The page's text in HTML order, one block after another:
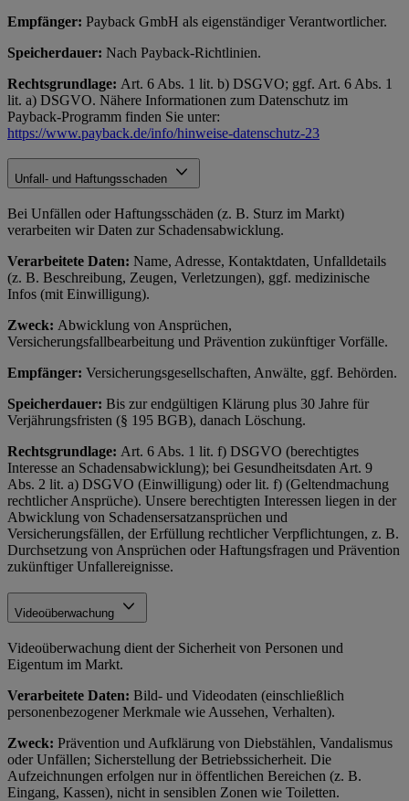
Empfänger: Payback GmbH als eigenständiger Verantwortlicher.
Speicherdauer: Nach Payback-Richtlinien.
Rechtsgrundlage: Art. 6 Abs. 1 lit. b) DSGVO; ggf. Art. 6 Abs. 1
lit. a) DSGVO. Nähere Informationen zum Datenschutz im
Payback-Programm finden Sie unter:
https://www.payback.de/info/hinweise-datenschutz-23
Unfall- und Haftungsschaden
Bei Unfällen oder Haftungsschäden (z. B. Sturz im Markt)
verarbeiten wir Daten zur Schadensabwicklung.
Verarbeitete Daten: Name, Adresse, Kontaktdaten, Unfalldetails
(z. B. Beschreibung, Zeugen, Verletzungen), ggf. medizinische
Infos (mit Einwilligung).
Zweck: Abwicklung von Ansprüchen,
Versicherungsfallbearbeitung und Prävention zukünftiger Vorfälle.
Empfänger: Versicherungsgesellschaften, Anwälte, ggf. Behörden.
Speicherdauer: Bis zur endgültigen Klärung plus 30 Jahre für
Verjährungsfristen (§ 195 BGB), danach Löschung.
Rechtsgrundlage: Art. 6 Abs. 1 lit. f) DSGVO (berechtigtes
Interesse an Schadensabwicklung); bei Gesundheitsdaten Art. 9
Abs. 2 lit. a) DSGVO (Einwilligung) oder lit. f) (Geltendmachung
rechtlicher Ansprüche). Unsere berechtigten Interessen liegen in der
Abwicklung von Schadensersatzansprüchen und
Versicherungsfällen, der Erfüllung rechtlicher Verpflichtungen, z. B.
Durchsetzung von Ansprüchen oder Haftungsfragen und Prävention
zukünftiger Unfallereignisse.
Videoüberwachung
Videoüberwachung dient der Sicherheit von Personen und
Eigentum im Markt.
Verarbeitete Daten: Bild- und Videodaten (einschließlich
personenbezogener Merkmale wie Aussehen, Verhalten).
Zweck: Prävention und Aufklärung von Diebstählen, Vandalismus
oder Unfällen; Sicherstellung der Betriebssicherheit. Die
Aufzeichnungen erfolgen nur in öffentlichen Bereichen (z. B.
Eingang, Kassen), nicht in sensiblen Zonen wie Toiletten.